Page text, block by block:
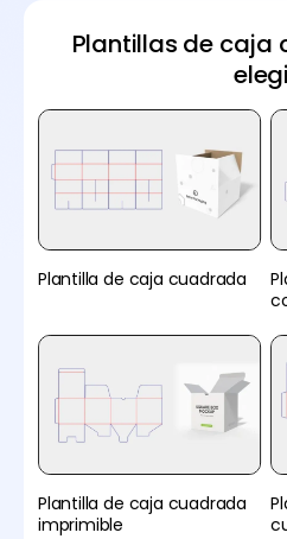
Plantillas de caja
Plantilla de caja cuadrada
Plantilla de caja cuadrada
imprimible